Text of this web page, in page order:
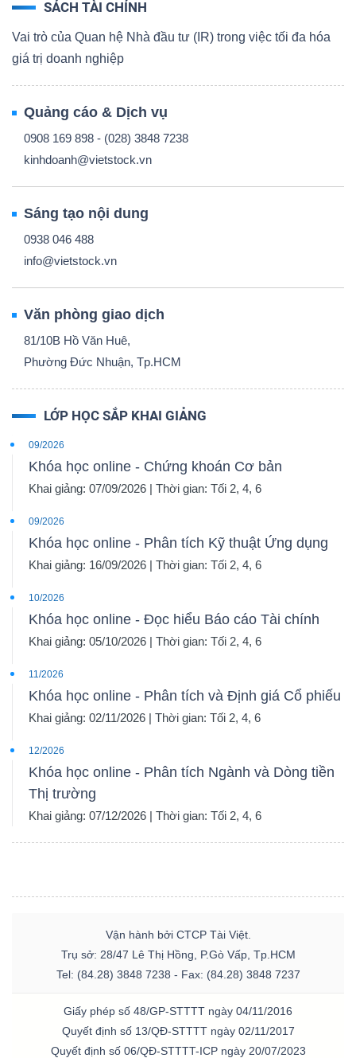
SÁCH TÀI CHÍNH
Vai trò của Quan hệ Nhà đầu tư (IR) trong việc tối đa hóa
giá trị doanh nghiệp
Quảng cáo & Dịch vụ
0908 169 898 - (028) 3848 7238
kinhdoanh@vietstock.vn
Sáng tạo nội dung
0938 046 488
info@vietstock.vn
Văn phòng giao dịch
81/10B Hồ Văn Huê,
Phường Đức Nhuận, Tp.HCM
LỚP HỌC SẮP KHAI GIẢNG
09/2026
Khóa học online - Chứng khoán Cơ bản
Khai giảng: 07/09/2026 | Thời gian: Tối 2, 4, 6
09/2026
Khóa học online - Phân tích Kỹ thuật Ứng dụng
Khai giảng: 16/09/2026 | Thời gian: Tối 2, 4, 6
10/2026
Khóa học online - Đọc hiểu Báo cáo Tài chính
Khai giảng: 05/10/2026 | Thời gian: Tối 2, 4, 6
11/2026
Khóa học online - Phân tích và Định giá Cổ phiếu
Khai giảng: 02/11/2026 | Thời gian: Tối 2, 4, 6
12/2026
Khóa học online - Phân tích Ngành và Dòng tiền
Thị trường
Khai giảng: 07/12/2026 | Thời gian: Tối 2, 4, 6
Vận hành bởi CTCP Tài Việt.
Trụ sở: 28/47 Lê Thị Hồng, P.Gò Vấp, Tp.HCM
Tel: (84.28) 3848 7238 - Fax: (84.28) 3848 7237
Giấy phép số 48/GP-STTTT ngày 04/11/2016
Quyết định số 13/QĐ-STTTT ngày 02/11/2017
Quyết định số 06/QĐ-STTTT-ICP ngày 20/07/2023